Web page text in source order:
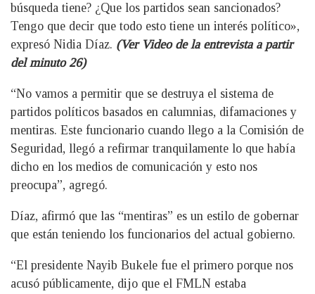
búsqueda tiene? ¿Que los partidos sean sancionados?
Tengo que decir que todo esto tiene un interés político»,
expresó Nidia Díaz. (Ver Video de la entrevista a partir
del minuto 26)
“No vamos a permitir que se destruya el sistema de
partidos políticos basados en calumnias, difamaciones y
mentiras. Este funcionario cuando llego a la Comisión de
Seguridad, llegó a refirmar tranquilamente lo que había
dicho en los medios de comunicación y esto nos
preocupa”, agregó.
Díaz, afirmó que las “mentiras” es un estilo de gobernar
que están teniendo los funcionarios del actual gobierno.
“El presidente Nayib Bukele fue el primero porque nos
acusó públicamente, dijo que el FMLN estaba